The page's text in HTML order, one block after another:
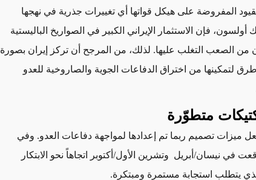
المفروضة على هيكل قواتها أي تغييرات جذرية في نهجها
أولسون، فإن الاستثمار الإيراني الكبير في الصواريخ الباليستية
الصعب التغلب عليها. لذلك، من المرجح أن تركز إيران بصورة
لتمكينها من اختراق الدفاعات الجوية والصاروخية للعدو
متطوّرة
ميزات تصميم ربما تم إعدادها لمواجهة دفاعات العدو. وفي
في نيسان/أبريل وتشرين الأول/أكتوبر اتجاهاً نحو الابتكار
يتطلب استجابة مستمرة ومبتكرة.